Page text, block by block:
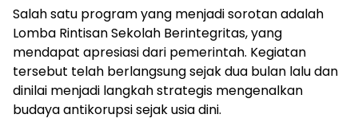
Salah satu program yang menjadi sorotan adalah
Lomba Rintisan Sekolah Berintegritas, yang
mendapat apresiasi dari pemerintah. Kegiatan
tersebut telah berlangsung sejak dua bulan lalu dan
dinilai menjadi langkah strategis mengenalkan
budaya antikorupsi sejak usia dini.